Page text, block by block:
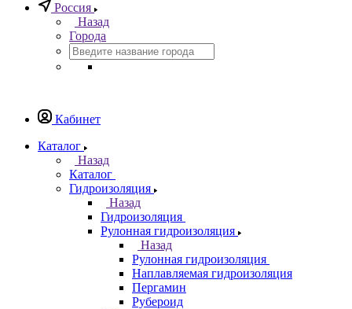
Россия
Назад
Города
Кабинет
Каталог
Назад
Каталог
Гидроизоляция
Назад
Гидроизоляция
Рулонная гидроизоляция
Назад
Рулонная гидроизоляция
Наплавляемая гидроизоляция
Пергамин
Рубероид